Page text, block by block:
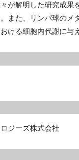
が解明した研究成果
また、リンパ球のメ
ける細胞内代謝に与
ジーズ株式会社